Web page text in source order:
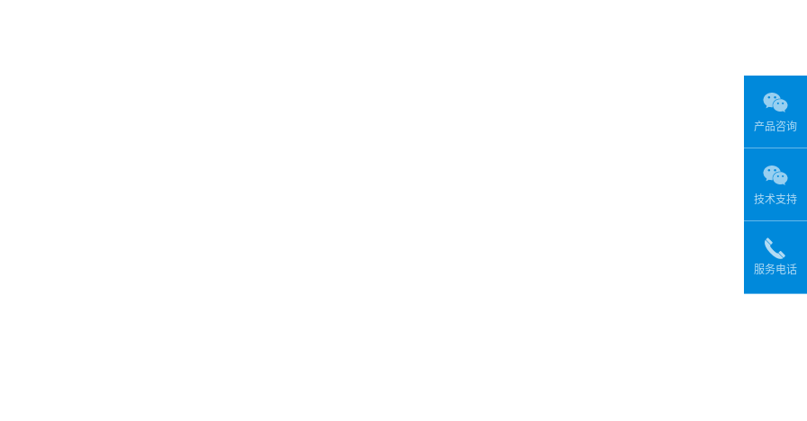
产品咨询
技术支持
服务电话